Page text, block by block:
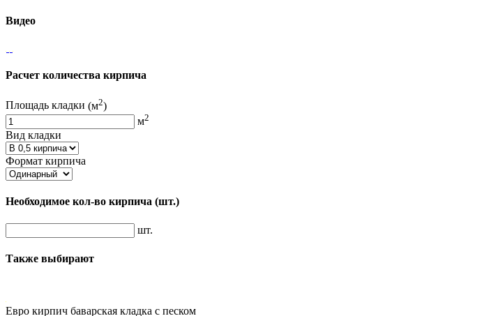
Видео
Расчет количества кирпича
Площадь кладки (м2)
м2
Вид кладки
Формат кирпича
Необходимое кол-во кирпича (шт.)
шт.
Также выбирают
Евро кирпич баварская кладка с песком